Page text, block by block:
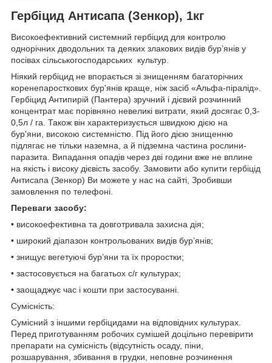
Гербіцид Антисапа (Зенкор), 1кг
Високоефективний системний гербіцид для контролю
однорічних дводольних та деяких злакових видів бур’янів у
посівах сільськогосподарських культур.
Ніякий гербіцид не впорається зі знищенням багаторічних
коренепаросткових бур'янів краще, ніж засіб «Альфа-піралід».
Гербіцид Антипирій (Пантера) зручний і дієвий розчинний
концентрат має порівняно невеликі витрати, який досягає 0,3-
0,5л / га. Також він характеризується швидкою дією на
бур'яни, високою системністю. Під його дією знищенню
підлягає не тільки наземна, а й підземна частина рослини-
паразита. Випадання опадів через дві години вже не вплине
на якість і високу дієвість засобу. Замовити або купити гербіцід
Антисапа (Зенкор) Ви можете у нас на сайті, Зробивши
замовлення по телефоні.
Переваги засобу:
• високоефективна та довготривала захисна дія;
• широкий діапазон контрольованих видів бур’янів;
• знищує вегетуючі бур’яни та їх проростки;
• застосовується на багатьох с/г культурах;
• заощаджує час і кошти при застосуванні.
Сумісність:
Сумісний з іншими гербіцидами на відповідних культурах.
Перед приготуванням робочих сумішей доцільно перевірити
препарати на сумісність (відсутність осаду, піни,
розшарування, збивання в грудки, неповне розчинення